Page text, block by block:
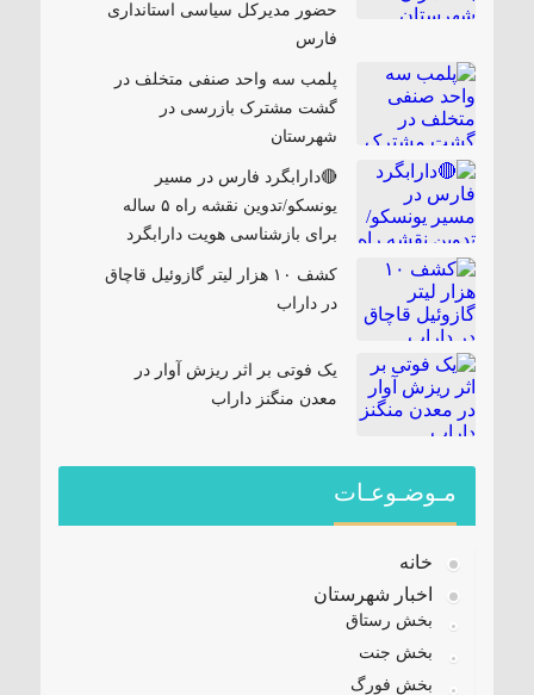
حضور مدیرکل سیاسی استانداری
فارس
پلمب سه واحد صنفی متخلف در
گشت مشترک بازرسی در
شهرستان
🔴دارابگرد فارس در مسیر
یونسکو/تدوین نقشه راه ۵ ساله
برای بازشناسی هویت دارابگرد
کشف ۱۰ هزار لیتر گازوئیل قاچاق
در داراب
یک فوتی بر اثر ریزش آوار در
معدن منگنز داراب
مـوضـوعـات
خانه
اخبار شهرستان
بخش رستاق
بخش جنت
بخش فورگ